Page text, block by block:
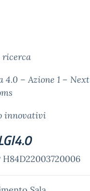
ricerca
4.0 –Azione 1 – Next
innovativi
H84D22003720006